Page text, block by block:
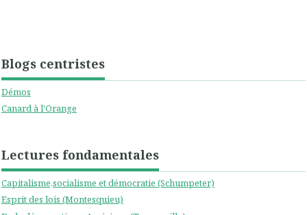
Blogs centristes
Démos
Canard à l'Orange
Lectures fondamentales
Capitalisme,socialisme et démocratie (Schumpeter)
Esprit des lois (Montesquieu)